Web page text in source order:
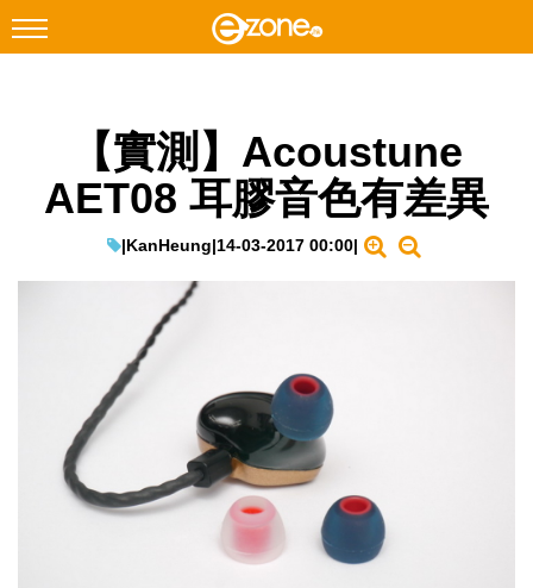
Facebook Instagram
科技焦點
遊戲動漫
IT Times
生成式AI與雲端應用
Enterprise Digital Transformation
【實測】Acoustune
AET08 耳膠音色有差異
|KanHeung|14-03-2017 00:00|